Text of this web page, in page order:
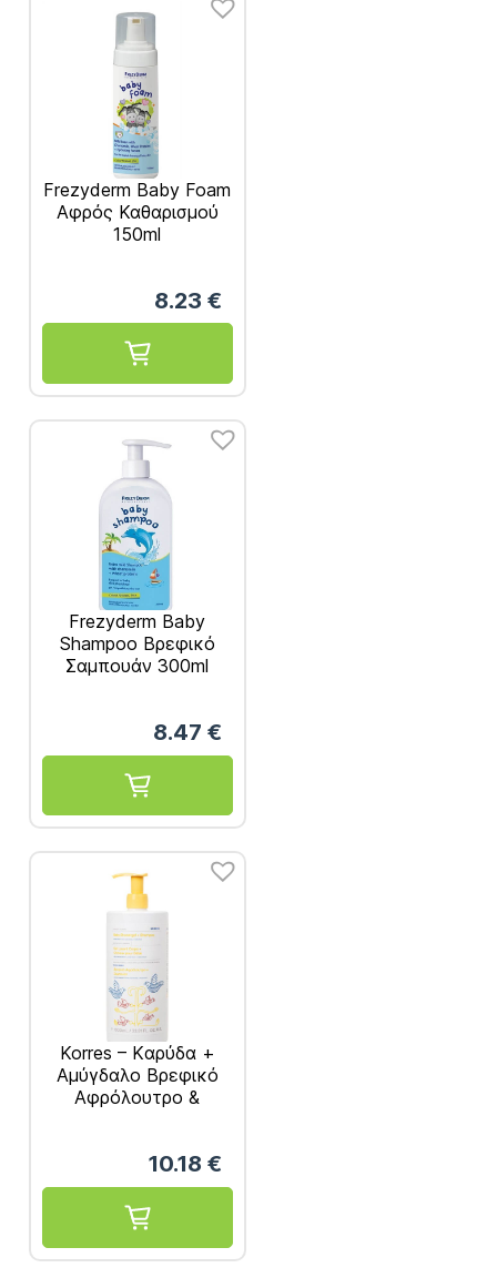
Frezyderm Baby Foam
Αφρός Καθαρισμού
150ml
8.23 €
Frezyderm Baby
Shampoo Βρεφικό
Σαμπουάν 300ml
8.47 €
Korres – Kαρύδα +
Αμύγδαλο Βρεφικό
Αφρόλουτρο &
10.18 €